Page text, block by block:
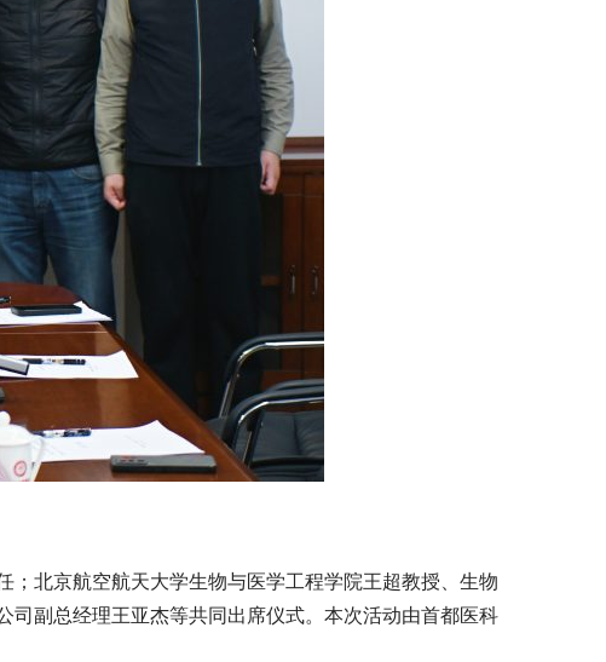
北京航空航天大学生物与医学工程学院王超教授、生物
副总经理王亚杰等共同出席仪式。本次活动由首都医科